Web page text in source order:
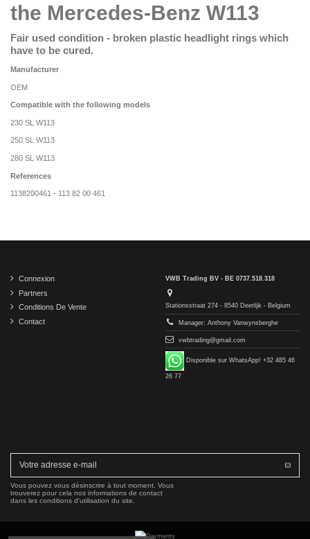
the Mercedes-Benz W113
Fair used condition - broken plastic headlight rings which
have to be cured.
Manufacturer
OEM
Compatible with the following models
230 SL W113
250 SL W113
280 SL W113
References
1138200461 - 113 82 00 461
Connexion
Partners
Conditions De Vente
Contact
VWB Trading BV - BE 0737.518.318
Stationsstraat 274 - 8540 Deerlijk - Belgium
Manager: Anthony Vanwynsberghe
vwbtrading@gmail.com
Disponible sur WhatsApp! +32 485 46
26 77
Vous pouvez vous désinscrire à tout moment. Vous
trouverez pour cela nos informations de contact
dans les conditions d'utilisation du site.